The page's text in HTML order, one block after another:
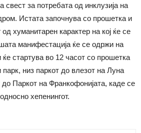
свест за потребата од инклузија на
Истата започнува со прошетка и
хуманитарен карактер на кој ќе се
манифестација ќе се одржи на
ќе стартува во 12 часот со прошетка
низ паркот до влезот на Луна
до Паркот на Франкофонијата, каде се
хепенингот.